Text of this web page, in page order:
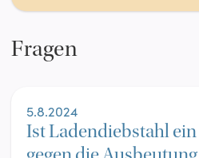
Fragen
5.8.2024
Ist Ladendiebstahl